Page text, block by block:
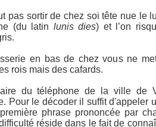
pas sortir de chez soi tête nue le
(du latin lunis dies) et l’on
en bas de chez vous ne
rois mais des cafards.
du téléphone de la ville de
Pour le décoder il suffit d'appeler
phrase prononcée par
réside dans le fait de